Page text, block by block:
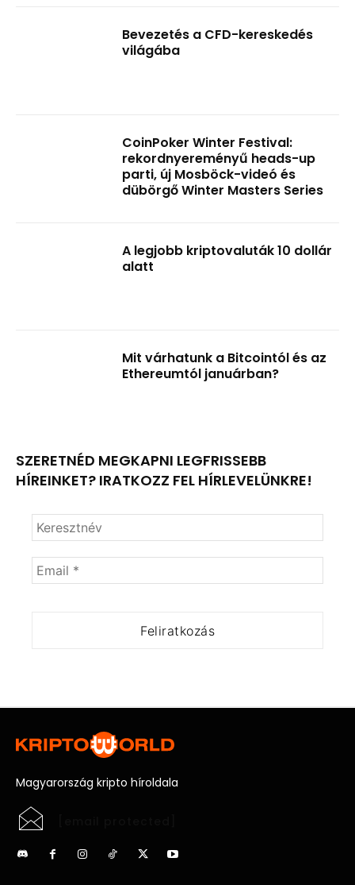
Bevezetés a CFD-kereskedés
világába
CoinPoker Winter Festival:
rekordnyereményű heads-up
parti, új Mosböck-videó és
dübörgő Winter Masters Series
A legjobb kriptovaluták 10 dollár
alatt
Mit várhatunk a Bitcointól és az
Ethereumtól januárban?
SZERETNÉD MEGKAPNI LEGFRISSEBB
HÍREINKET? IRATKOZZ FEL HÍRLEVELÜNKRE!
Magyarország kripto híroldala